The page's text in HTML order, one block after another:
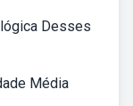
Desses
Média